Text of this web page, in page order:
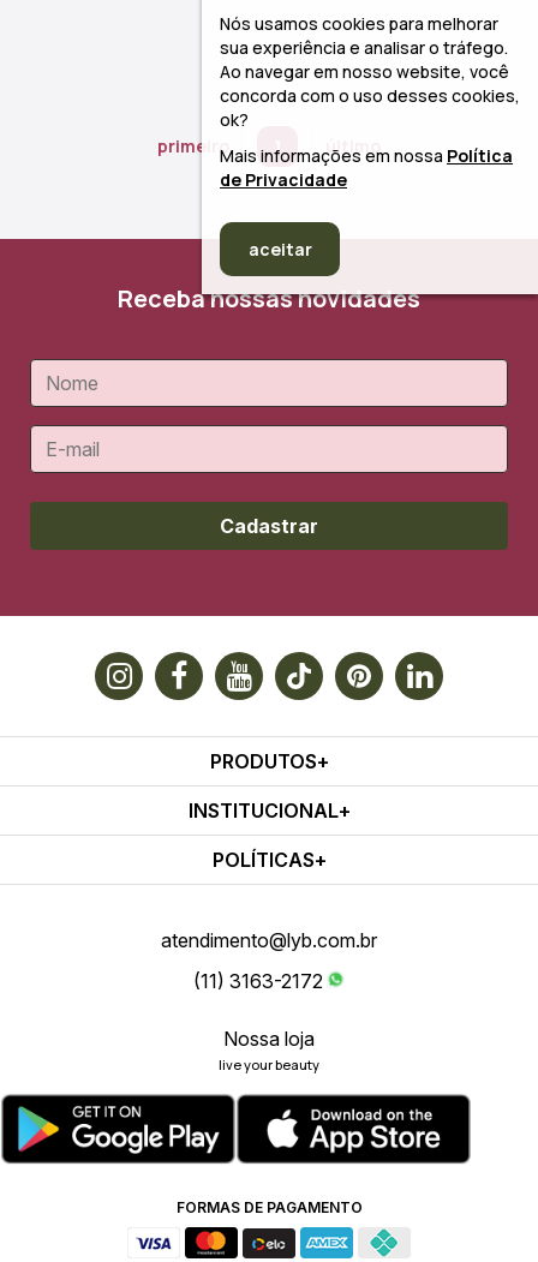
primeiro 1 último
Receba nossas novidades
Cadastrar
PRODUTOS
INSTITUCIONAL
POLÍTICAS
atendimento@lyb.com.br
(11) 3163-2172
Nossa loja
live your beauty
FORMAS DE PAGAMENTO
Nós usamos cookies para melhorar
sua experiência e analisar o tráfego.
Ao navegar em nosso website, você
concorda com o uso desses cookies,
ok?
Mais informações em nossa Política
de Privacidade
aceitar